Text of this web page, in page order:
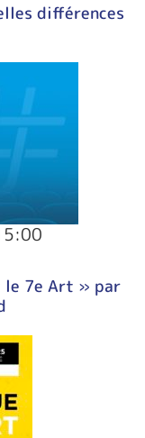
différences
le 7e Art » par